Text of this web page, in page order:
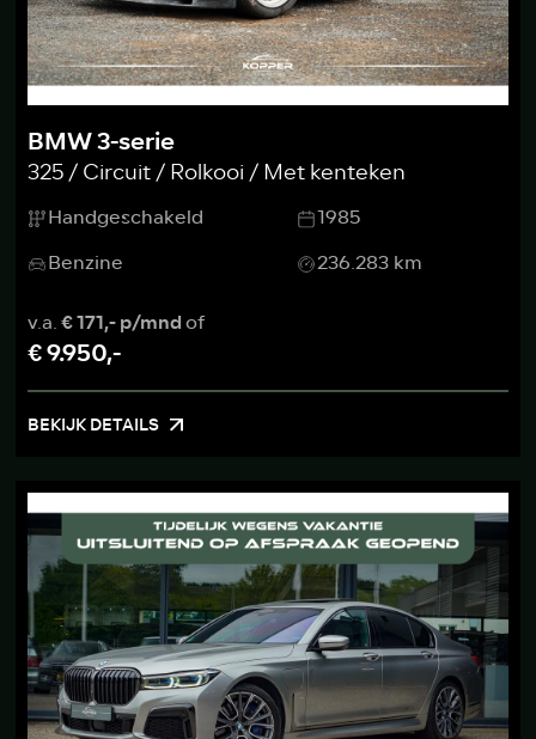
BMW 3-serie
325 / Circuit / Rolkooi / Met kenteken
Handgeschakeld
1985
Benzine
236.283 km
v.a.€ 171,- p/mndof
€ 9.950,-
BEKIJK DETAILS